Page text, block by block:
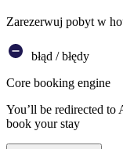
Zarezerwuj pobyt w
błąd / błędy
Core booking engine
You’ll be redirected to
book your stay